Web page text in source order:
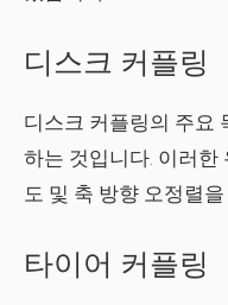
디스크 커플링
디스크 커플링의 주요
하는 것입니다. 이러한
도 및 축 방향 오정렬
타이어 커플링